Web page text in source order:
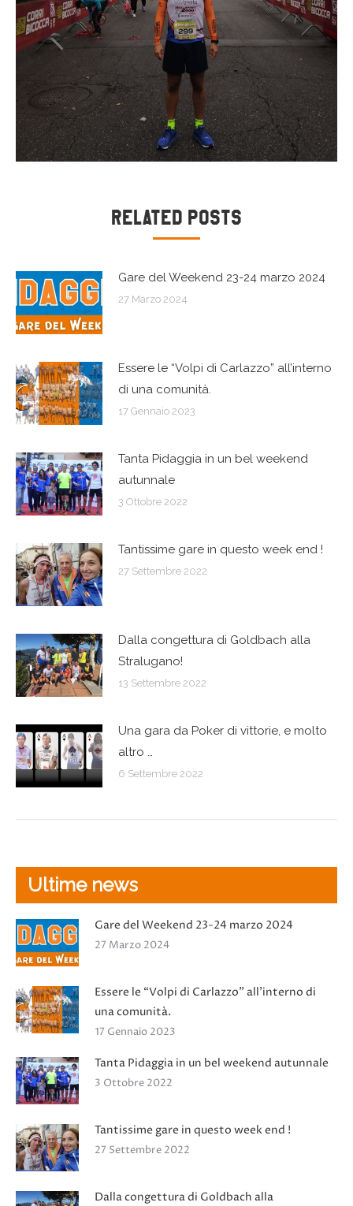
i
post
Related Posts
Gare del Weekend 23-24 marzo 2024
27 Marzo 2024
Essere le “Volpi di Carlazzo” all’interno
di una comunità.
17 Gennaio 2023
Tanta Pidaggia in un bel weekend
autunnale
3 Ottobre 2022
Tantissime gare in questo week end !
27 Settembre 2022
Dalla congettura di Goldbach alla
Stralugano!
13 Settembre 2022
Una gara da Poker di vittorie, e molto
altro …
6 Settembre 2022
Ultime news
Gare del Weekend 23-24 marzo 2024
27 Marzo 2024
Essere le “Volpi di Carlazzo” all’interno di
una comunità.
17 Gennaio 2023
Tanta Pidaggia in un bel weekend autunnale
3 Ottobre 2022
Tantissime gare in questo week end !
27 Settembre 2022
Dalla congettura di Goldbach alla